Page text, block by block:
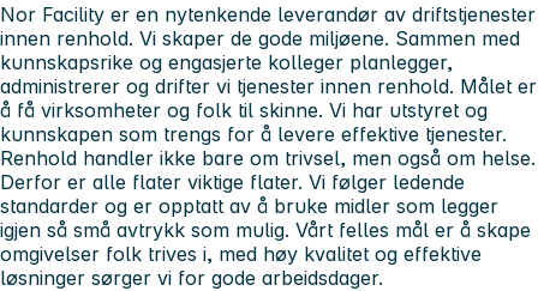
Nor Facility er en nytenkende leverandør av driftstjenester
innen renhold. Vi skaper de gode miljøene. Sammen med
kunnskapsrike og engasjerte kolleger planlegger,
administrerer og drifter vi tjenester innen renhold. Målet er
å få virksomheter og folk til skinne. Vi har utstyret og
kunnskapen som trengs for å levere effektive tjenester.
Renhold handler ikke bare om trivsel, men også om helse.
Derfor er alle flater viktige flater. Vi følger ledende
standarder og er opptatt av å bruke midler som legger
igjen så små avtrykk som mulig. Vårt felles mål er å skape
omgivelser folk trives i, med høy kvalitet og effektive
løsninger sørger vi for gode arbeidsdager.